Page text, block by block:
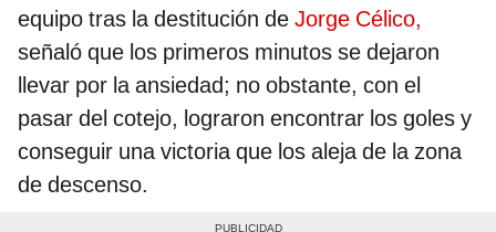
equipo tras la destitución de Jorge Célico,
señaló que los primeros minutos se dejaron
llevar por la ansiedad; no obstante, con el
pasar del cotejo, lograron encontrar los goles y
conseguir una victoria que los aleja de la zona
de descenso.